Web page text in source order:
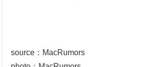
source ： MacRumors